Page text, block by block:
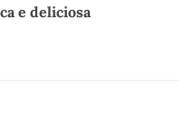
e deliciosa